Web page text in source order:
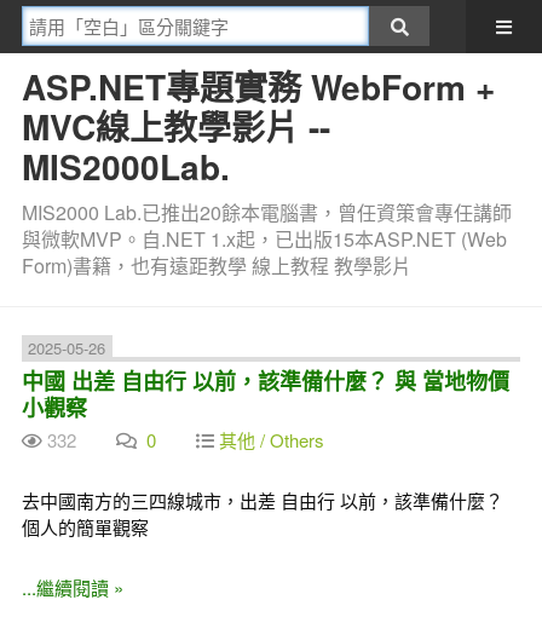
ASP.NET專題實務 WebForm +
MVC線上教學影片 --
MIS2000Lab.
MIS2000 Lab.已推出20餘本電腦書，曾任資策會專任講師
與微軟MVP。自.NET 1.x起，已出版15本ASP.NET (Web
Form)書籍，也有遠距教學 線上教程 教學影片
2025-05-26
中國 出差 自由行 以前，該準備什麼？ 與 當地物價
小觀察
332 0 其他 / Others
去中國南方的三四線城市，出差 自由行 以前，該準備什麼？
個人的簡單觀察
...繼續閱讀 »